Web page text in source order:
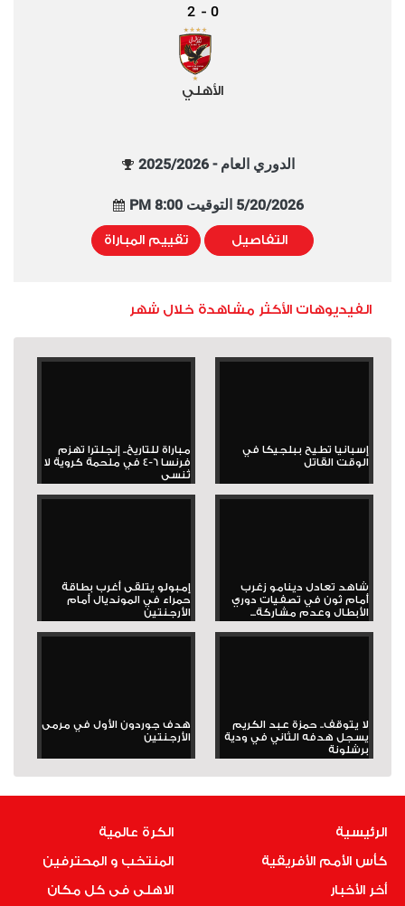
0
-
2
الأهلي
الدوري العام - 2025/2026
5/20/2026 التوقيت 8:00 PM
التفاصيل تقييم المباراة
الفيديوهات الأكثر مشاهدة خلال شهر
إسبانيا تطيح ببلجيكا في
الوقت القاتل
مباراة للتاريخ.. إنجلترا تهزم
فرنسا 6-4 في ملحمة كروية لا
تُنسى
شاهد تعادل دينامو زغرب
أمام ثون في تصفيات دوري
الأبطال وعدم مشاركة...
إمبولو يتلقى أغرب بطاقة
حمراء في المونديال أمام
الأرجنتين
لا يتوقف.. حمزة عبد الكريم
يسجل هدفه الثاني في ودية
برشلونة
هدف جوردون الأول في مرمى
الأرجنتين
الرئيسية
كأس الأمم الأفريقية
أخر الأخبار
الكرة عالمية
المنتخب و المحترفين
الاهلى فى كل مكان